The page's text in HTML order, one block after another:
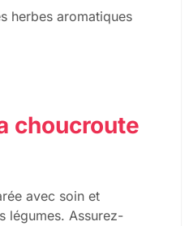
herbes aromatiques
choucroute
avec soin et
légumes. Assurez-